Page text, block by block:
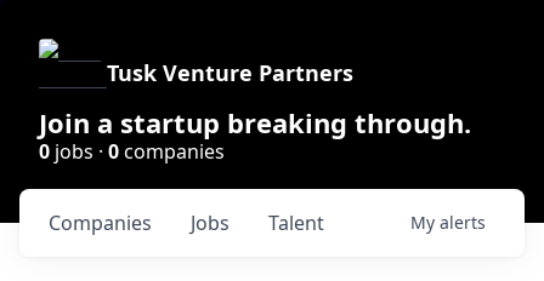
Tusk Venture Partners
Join a startup breaking through.
0 jobs · 0companies
Jobs
Companies Talent My alerts